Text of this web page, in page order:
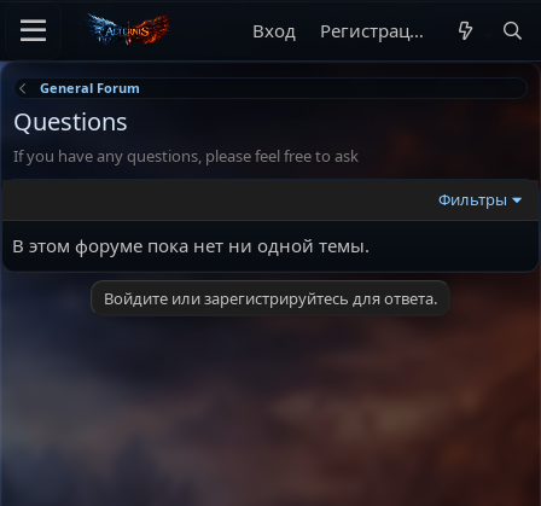
Вход Регистрация
General Forum
Questions
If you have any questions, please feel free to ask
Фильтры
В этом форуме пока нет ни одной темы.
Войдите или зарегистрируйтесь для ответа.